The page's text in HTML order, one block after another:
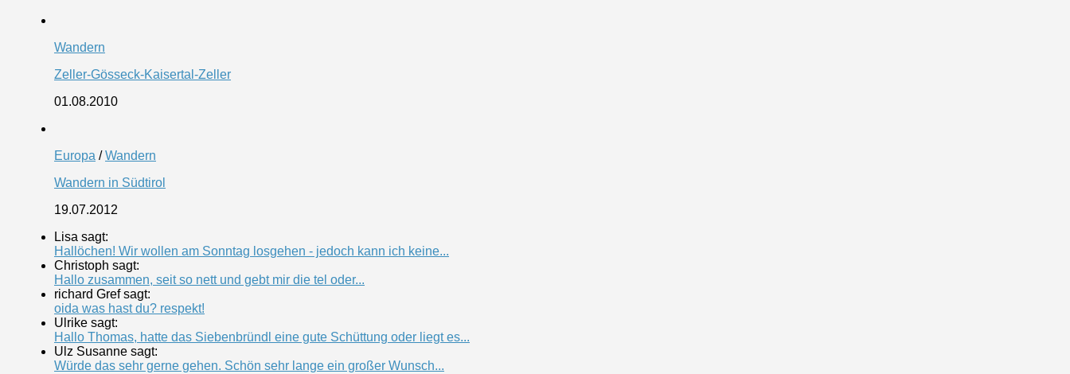
Wandern
Zeller-Gösseck-Kaisertal-Zeller
01.08.2010
Europa /Wandern
Wandern in Südtirol
19.07.2012
Lisa sagt:
Hallöchen! Wir wollen am Sonntag losgehen - jedoch kann ich keine...
Christoph sagt:
Hallo zusammen, seit so nett und gebt mir die tel oder...
richard Gref sagt:
oida was hast du? respekt!
Ulrike sagt:
Hallo Thomas, hatte das Siebenbründl eine gute Schüttung oder liegt es...
Ulz Susanne sagt:
Würde das sehr gerne gehen. Schön sehr lange ein großer Wunsch...